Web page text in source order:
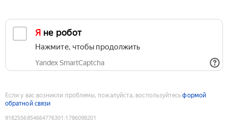
Я не робот
Нажмите, чтобы продолжить
Yandex SmartCaptcha
Если у вас возникли проблемы, пожалуйста, воспользуйтесьформой
обратной связи
9182556854664776301 :1786098201